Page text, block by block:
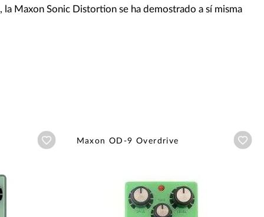
la Maxon Sonic Distortion se ha demostrado a sí misma
Añadir a wishlist
Maxon OD-9 Overdrive